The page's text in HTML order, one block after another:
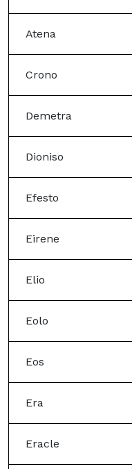
Atena
Crono
Demetra
Dioniso
Efesto
Eirene
Elio
Eolo
Eos
Era
Eracle